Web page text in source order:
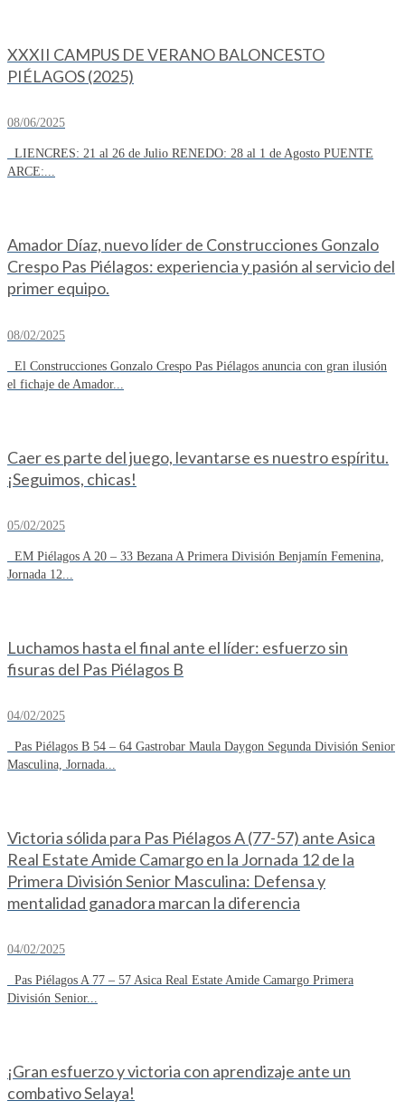
XXXII CAMPUS DE VERANO BALONCESTO
PIÉLAGOS (2025)
08/06/2025
LIENCRES: 21 al 26 de Julio RENEDO: 28 al 1 de Agosto PUENTE
ARCE:...
Amador Díaz, nuevo líder de Construcciones Gonzalo
Crespo Pas Piélagos: experiencia y pasión al servicio del
primer equipo.
08/02/2025
El Construcciones Gonzalo Crespo Pas Piélagos anuncia con gran ilusión
el fichaje de Amador...
Caer es parte del juego, levantarse es nuestro espíritu.
¡Seguimos, chicas!
05/02/2025
EM Piélagos A 20 – 33 Bezana A Primera División Benjamín Femenina,
Jornada 12...
Luchamos hasta el final ante el líder: esfuerzo sin
fisuras del Pas Piélagos B
04/02/2025
Pas Piélagos B 54 – 64 Gastrobar Maula Daygon Segunda División Senior
Masculina, Jornada...
Victoria sólida para Pas Piélagos A (77-57) ante Asica
Real Estate Amide Camargo en la Jornada 12 de la
Primera División Senior Masculina: Defensa y
mentalidad ganadora marcan la diferencia
04/02/2025
Pas Piélagos A 77 – 57 Asica Real Estate Amide Camargo Primera
División Senior...
¡Gran esfuerzo y victoria con aprendizaje ante un
combativo Selaya!